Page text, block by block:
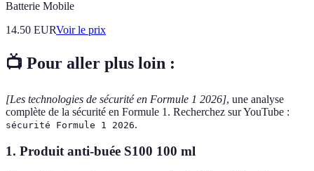
Batterie Mobile
14.50 EURVoir le prix
📺 Pour aller plus loin :
[Les technologies de sécurité en Formule 1 2026], une analyse
complète de la sécurité en Formule 1. Recherchez sur YouTube :
sécurité Formule 1 2026.
1. Produit anti-buée S100 100 ml